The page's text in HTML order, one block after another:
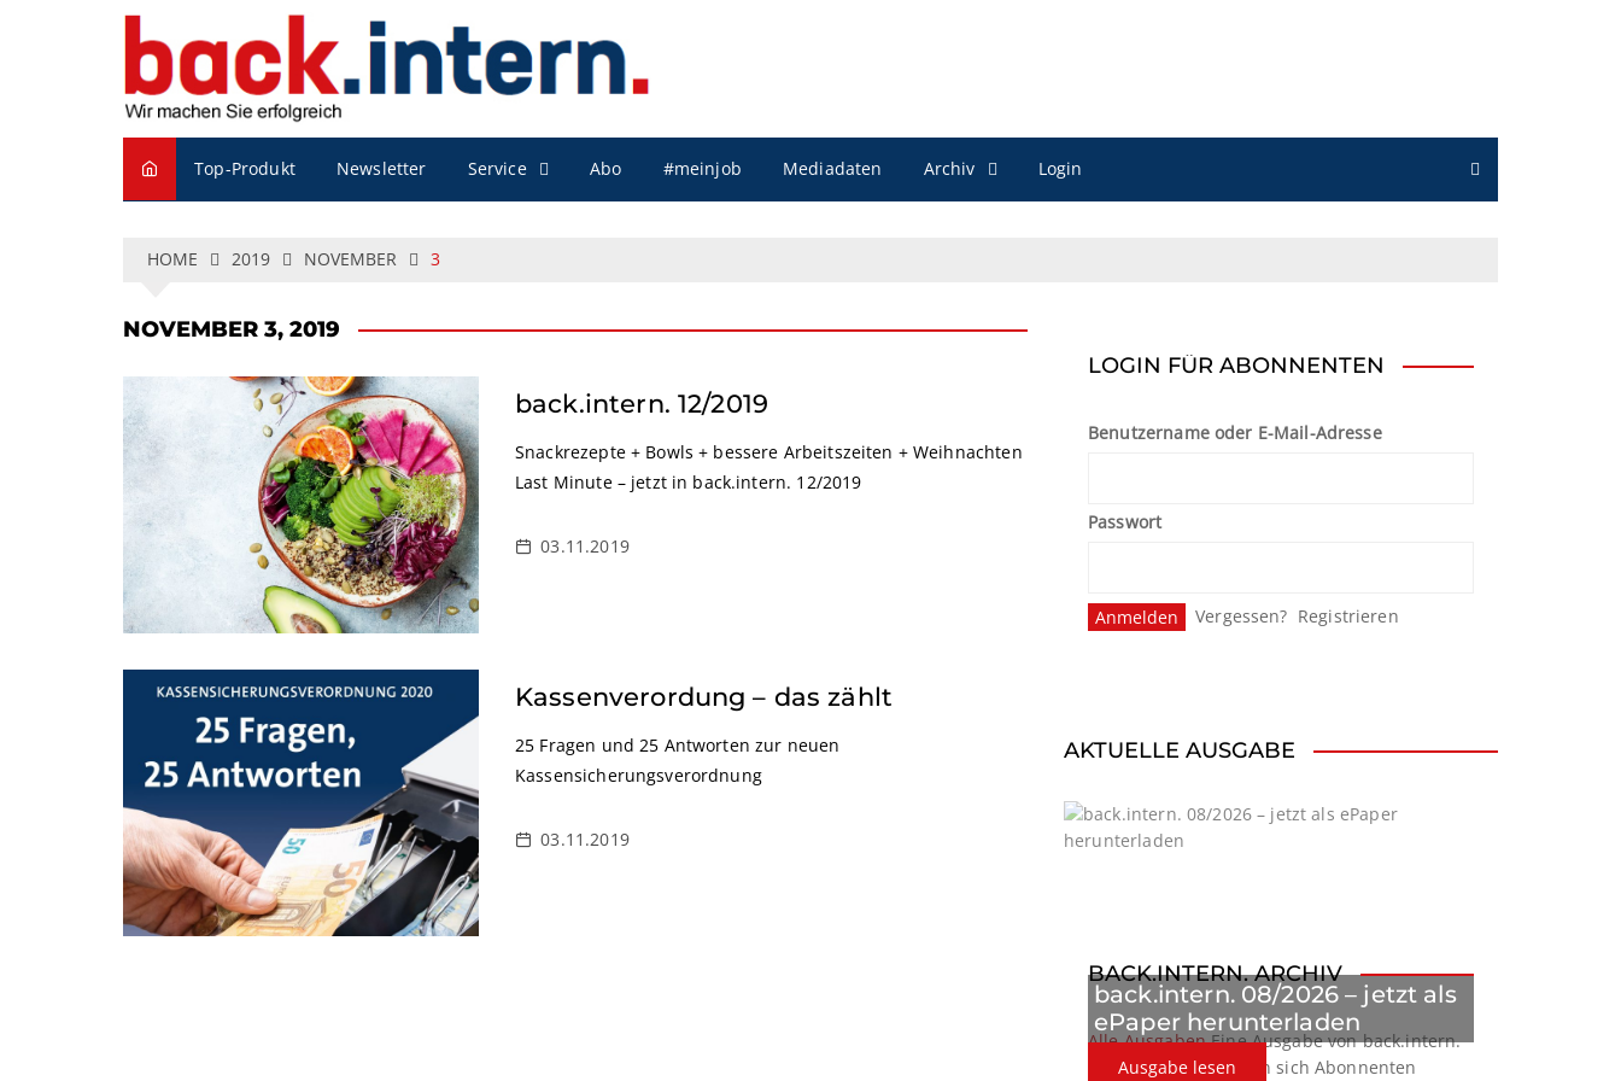
Top-Produkt Newsletter Service Abo #meinjob Mediadaten Archiv Login
HOME 2019 NOVEMBER 3
NOVEMBER 3, 2019
back.intern. 12/2019
Snackrezepte + Bowls + bessere Arbeitszeiten + Weihnachten
Last Minute – jetzt in back.intern. 12/2019
03.11.2019
Kassenverordung – das zählt
25 Fragen und 25 Antworten zur neuen
Kassensicherungsverordnung
03.11.2019
LOGIN FÜR ABONNENTEN
Benutzername oder E-Mail-Adresse
Passwort
Vergessen? Registrieren
AKTUELLE AUSGABE
back.intern. 08/2026 – jetzt als
ePaper herunterladen
Ausgabe lesen
BACK.INTERN. ARCHIV
Alle AusgabenEine Ausgabe von back.intern.
verpasst? Hier können sich Abonnenten